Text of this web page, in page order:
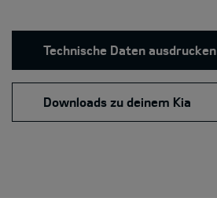
Technische Daten ausdrucken
Downloads zu deinem Kia